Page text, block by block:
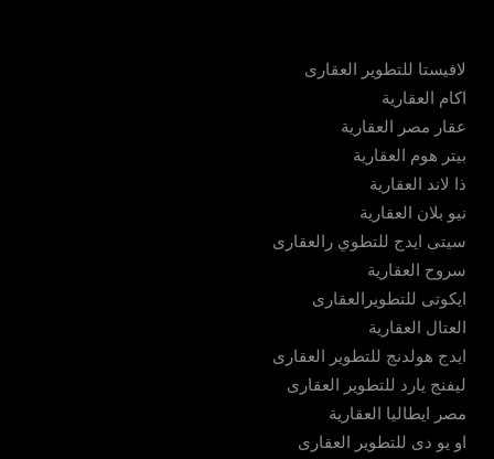
لافيستا للتطوير العقارى
اكام العقارية
عقار مصر العقارية
بيتر هوم العقارية
ذا لاند العقارية
نيو بلان العقارية
سيتى ايدج للتطوي رالعقارى
سروح العقارية
ايكوتى للتطويرالعقارى
العتال العقارية
ايدج هولدنج للتطوير العقارى
ليفنج يارد للتطوير العقارى
مصر ايطاليا العقارية
او يو دى للتطوير العقارى